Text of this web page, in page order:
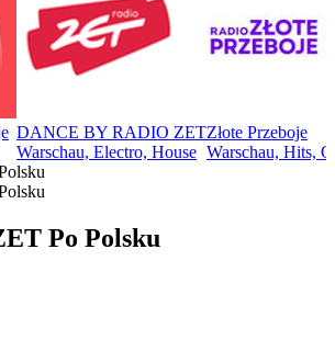
DANCE BY RADIO ZET
Warschau, Electro, House
Złote Przeboje
Warschau, Hits,
Po Polsku